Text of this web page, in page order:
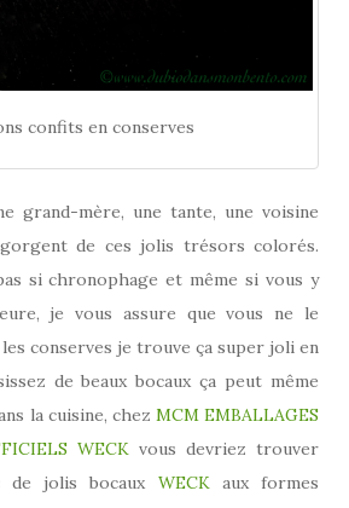
confits en conserves
grand-mère, une tante, une voisine
de ces jolis trésors colorés.
si chronophage et même si vous y
je vous assure que vous ne le
conserves je trouve ça super joli en
de beaux bocaux ça peut même
la cuisine, chez MCM EMBALLAGES
WECK vous devriez trouver
de jolis bocaux WECKaux formes